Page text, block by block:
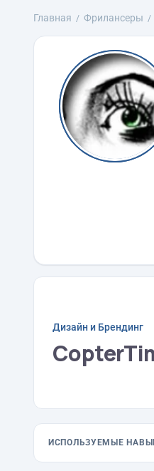
Главная Фрилансеры
Дизайн и Брендинг
ИСПОЛЬЗУЕМЫЕ